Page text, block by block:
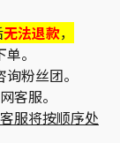
无法退款，
。
粉丝团。
客服。
客服将按顺序处